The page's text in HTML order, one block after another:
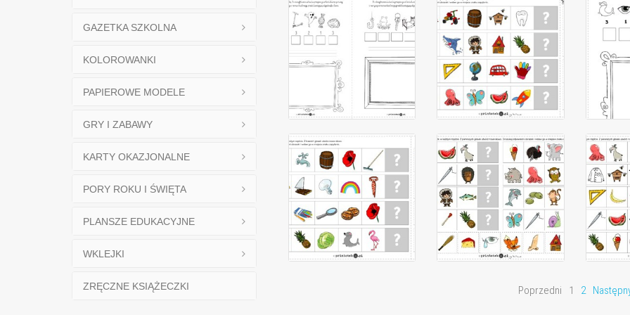
Poprzedni 1 2
GAZETKA SZKOLNA
KOLOROWANKI
PAPIEROWE MODELE
GRY I ZABAWY
KARTY OKAZJONALNE
PORY ROKU I ŚWIĘTA
PLANSZE EDUKACYJNE
WKLEJKI
ZRĘCZNE KSIĄŻECZKI